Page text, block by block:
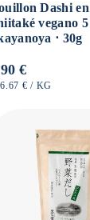
Dashi en
vegano
⋅ 30g
€
€ / POR
KG